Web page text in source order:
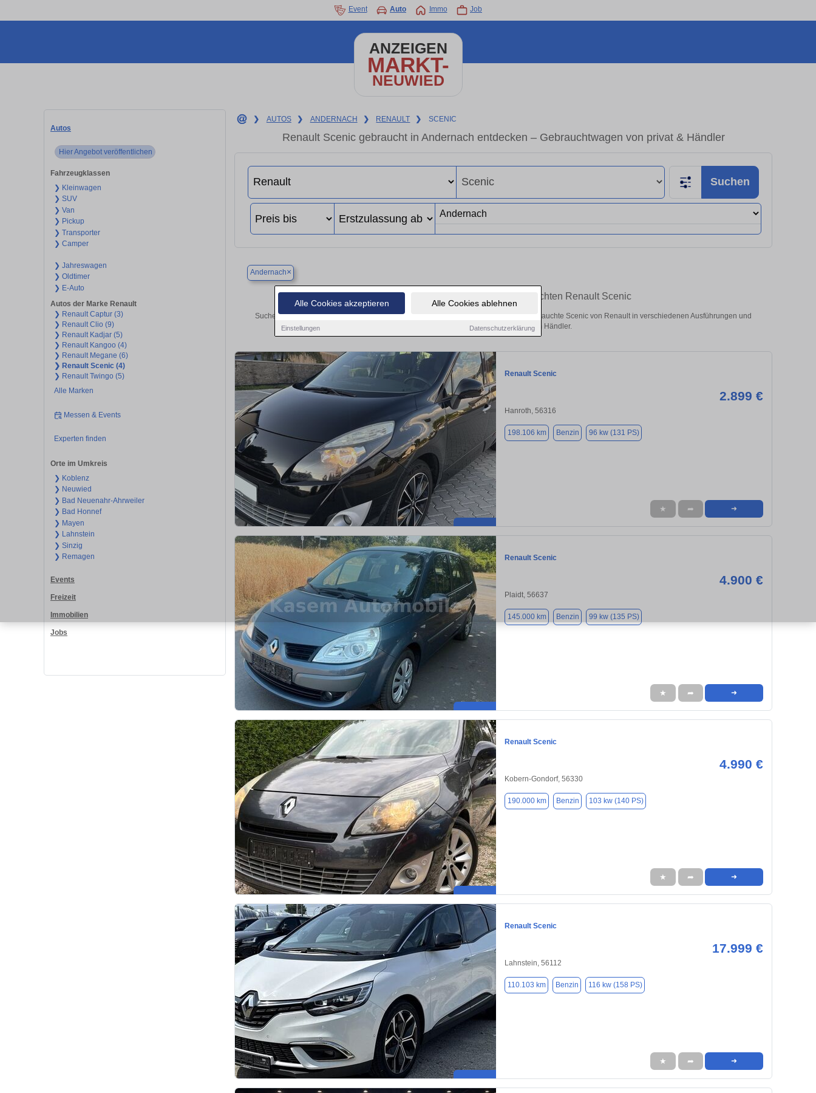
Alle Cookies akzeptieren Alle Cookies ablehnen
Einstellungen Datenschutzerklärung
Event Auto Immo Job
ANZEIGEN
MARKT-
NEUWIED
Autos
Hier Angebot veröffentlichen
Fahrzeugklassen
❯ Kleinwagen
❯ SUV
❯ Van
❯ Pickup
❯ Transporter
❯ Camper
❯ Jahreswagen
❯ Oldtimer
❯ E-Auto
Autos der Marke Renault
❯ Renault Captur (3)
❯ Renault Clio (9)
❯ Renault Kadjar (5)
❯ Renault Kangoo (4)
❯ Renault Megane (6)
❯ Renault Scenic (4)
❯ Renault Twingo (5)
Alle Marken
Messen & Events
Experten finden
Orte im Umkreis
❯ Koblenz
❯ Neuwied
❯ Bad Neuenahr-Ahrweiler
❯ Bad Honnef
❯ Mayen
❯ Lahnstein
❯ Sinzig
❯ Remagen
Events
Freizeit
Immobilien
Jobs
❯ AUTOS ❯ ANDERNACH ❯ RENAULT ❯ SCENIC
Renault Scenic gebraucht in Andernach entdecken – Gebrauchtwagen von privat & Händler
Suchen
Andernach×
Finden Sie in Andernach Ihren gebrauchten Renault Scenic
Suchen Sie in Andernach einen Renault Scenic Gebrauchtwagen? Entdecken Sie gebrauchte Scenic von Renault in verschiedenen Ausführungen und
Preisklassen von privat und vom Händler.
Renault Scenic
2.899 €
Hanroth, 56316
198.106 km Benzin 96 kw (131 PS)
★ ➦ ➜
Renault Scenic
4.900 €
Plaidt, 56637
145.000 km Benzin 99 kw (135 PS)
★ ➦ ➜
Renault Scenic
4.990 €
Kobern-Gondorf, 56330
190.000 km Benzin 103 kw (140 PS)
★ ➦ ➜
Renault Scenic
17.999 €
Lahnstein, 56112
110.103 km Benzin 116 kw (158 PS)
★ ➦ ➜